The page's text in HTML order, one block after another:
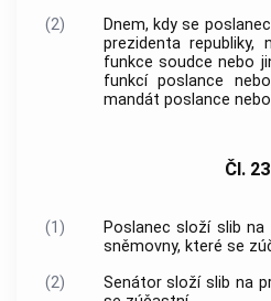
(2)
Dnem, kdy se
prezidenta republiky,
funkce soudce nebo
funkcí poslance
mandát poslance
Čl. 23
(1)
Poslanec složí slib
sněmovny, které se
(2)
Senátor složí slib na